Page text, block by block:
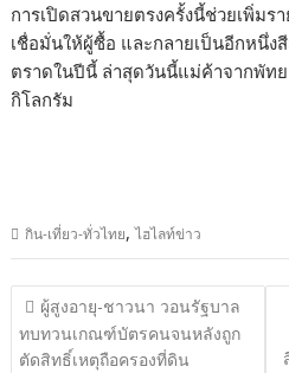
การเปิดสวนขายตรงครั้งนี้ช่วยเพิ่มร
เชื่อมั่นให้ผู้ซื้อ และกลายเป็นอีกหนึ่ง
ตราดในปีนี้ ล่าสุดวันนี้แม่ค้าจากพัท
กิโลกรัม
กิน-เที่ยว-ทั่วไทย,ไฮไลท์ข่าว
แนะแนว
เรื่อง
ผู้สูงอายุ-ชาวนา วอนรัฐบาล
ทบทวนเกณฑ์บัตรคนจนหลังถูก
ตัดสิทธิ์เหตุถือครองที่ดิน